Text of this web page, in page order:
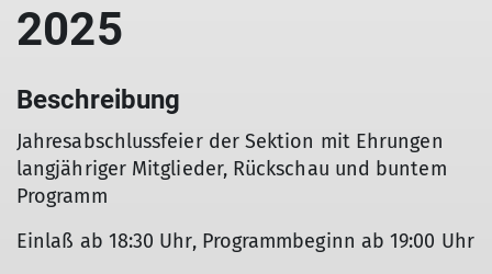
2025
Beschreibung
Jahresabschlussfeier der Sektion mit Ehrungen
langjähriger Mitglieder, Rückschau und buntem
Programm
Einlaß ab 18:30 Uhr, Programmbeginn ab 19:00 Uhr